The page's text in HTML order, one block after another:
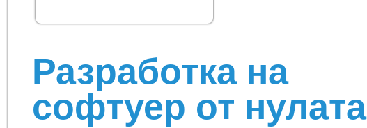
Разработка на
софтуер от нулата